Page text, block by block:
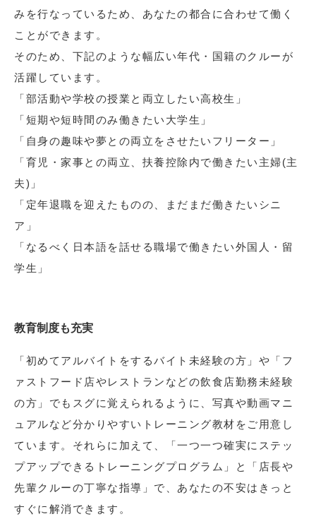
みを行なっているため、あなたの都合に合わせて働く
ことができます。
そのため、下記のような幅広い年代・国籍のクルーが
活躍しています。
「部活動や学校の授業と両立したい高校生」
「短期や短時間のみ働きたい大学生」
「自身の趣味や夢との両立をさせたいフリーター」
「育児・家事との両立、扶養控除内で働きたい主婦(主
夫)」
「定年退職を迎えたものの、まだまだ働きたいシニ
ア」
「なるべく日本語を話せる職場で働きたい外国人・留
学生」
教育制度も充実
「初めてアルバイトをするバイト未経験の方」や「フ
ァストフード店やレストランなどの飲食店勤務未経験
の方」でもスグに覚えられるように、写真や動画マニ
ュアルなど分かりやすいトレーニング教材をご用意し
ています。それらに加えて、「一つ一つ確実にステッ
プアップできるトレーニングプログラム」と「店長や
先輩クルーの丁寧な指導」で、あなたの不安はきっと
すぐに解消できます。